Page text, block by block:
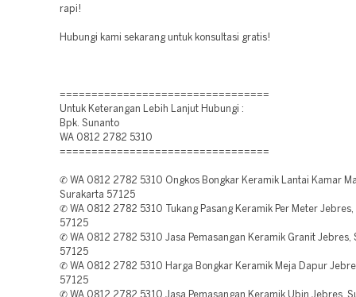
rapi!
Hubungi kami sekarang untuk konsultasi gratis!
=================================
Untuk Keterangan Lebih Lanjut Hubungi :
Bpk. Sunanto
WA 0812 2782 5310
=================================
✆ WA 0812 2782 5310 Ongkos Bongkar Keramik Lantai Kamar
Surakarta 57125
✆ WA 0812 2782 5310 Tukang Pasang Keramik Per Meter
57125
✆ WA 0812 2782 5310 Jasa Pemasangan Keramik Granit Jebres,
57125
✆ WA 0812 2782 5310 Harga Bongkar Keramik Meja Dapur
57125
✆ WA 0812 2782 5310 Jasa Pemasangan Keramik Ubin Jebres,